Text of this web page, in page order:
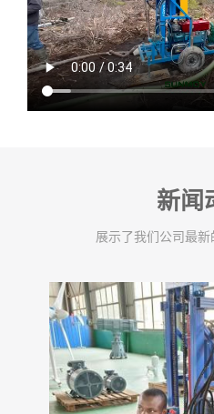
新闻
展示了我们公司最